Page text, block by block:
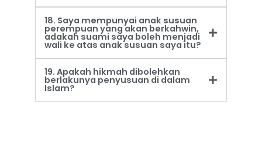
18. Saya mempunyai anak susuan
perempuan yang akan berkahwin,
adakah suami saya boleh menjadi
wali ke atas anak susuan saya itu?
19. Apakah hikmah dibolehkan
berlakunya penyusuan di dalam
Islam?